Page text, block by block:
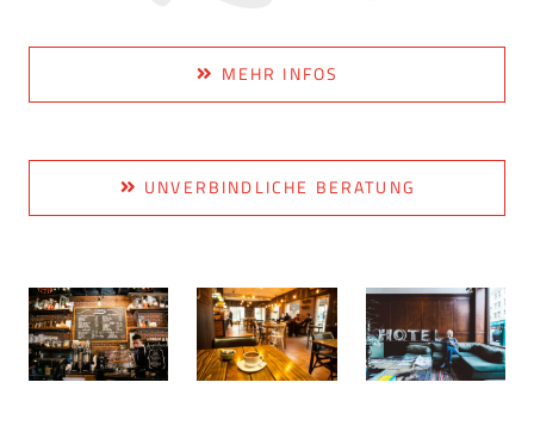
MEHR INFOS
UNVERBINDLICHE BERATUNG